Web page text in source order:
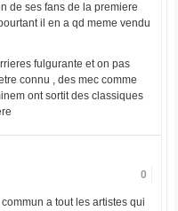
de ses fans de la premiere
il en a qd meme vendu
fulgurante et on pas
connu , des mec comme
ont sortit des classiques
0
a tout les artistes qui